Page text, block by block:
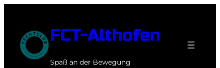
springen
FCT-Althofen
Spaß an der Bewegung